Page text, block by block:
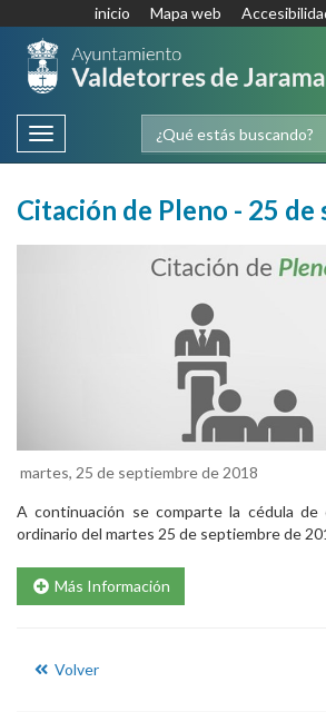
inicio Mapa web
Toggle
navigation
Citación de Pleno - 25
martes, 25 de septiembre de 2018
A continuación se comparte la cédula de
ordinario del martes 25 de septiembre de
Más Información
Volver